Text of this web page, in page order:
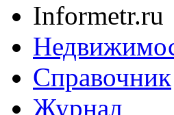
Informetr.ru
Справочник
Журнал